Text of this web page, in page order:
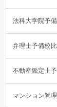
法科大学院予
弁理士予備校
不動産鑑定士
マンション管